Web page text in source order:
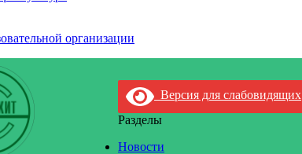
организации
Версия для слабовидящих
Разделы
Новости